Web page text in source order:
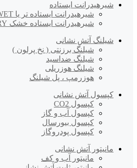
شیرهیدرانت ایستاده
شیرهیدرانت ایستاده تر یا WET
شیرهیدرانت ایستاده خشک DRY
شیلنگ آتش نشانی
شیلنگ برزنتی ( نخ پرلون )
شیلنگ ضداسید
شیلنگ هوزریلی
هوزرمپ ، پل شیلنگ
کپسول آتش نشانی
کپسول CO2
کپسول آب و گاز
کپسول بیورسال
کپسول پودروگاز
مانیتور آتش نشانی
مانیتور آب و کف